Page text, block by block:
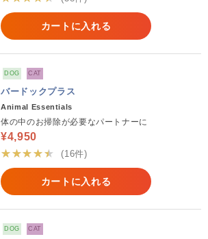
カートに入れる
DOG CAT
バードックプラス
Animal Essentials
体の中のお掃除が必要なパートナーに
¥4,950
★★★★★
(16件)
カートに入れる
DOG CAT